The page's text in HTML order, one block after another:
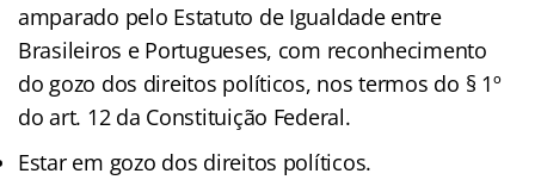
amparado pelo Estatuto de Igualdade entre
Brasileiros e Portugueses, com reconhecimento
do gozo dos direitos políticos, nos termos do § 1º
do art. 12 da Constituição Federal.
Estar em gozo dos direitos políticos.